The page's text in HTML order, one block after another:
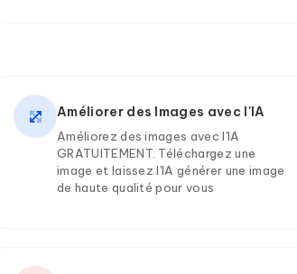
Améliorer des Images avec l'IA
Améliorez des images avec l'IA
GRATUITEMENT. Téléchargez une
image et laissez l'IA générer une image
de haute qualité pour vous